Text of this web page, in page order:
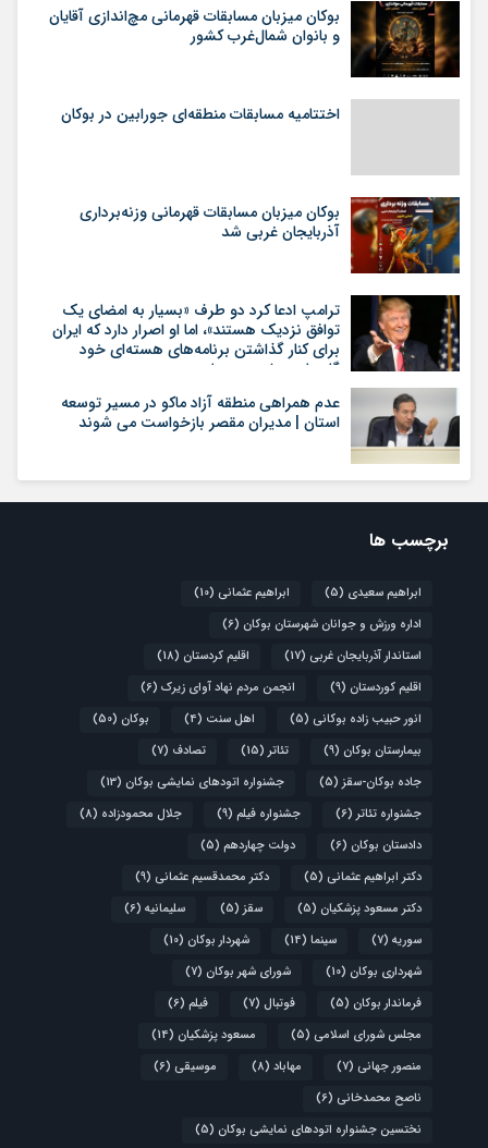
بوکان میزبان مسابقات قهرمانی مچ‌اندازی آقایان
و بانوان شمال‌غرب کشور
اختتامیه مسابقات منطقه‌ای جورابین در بوکان
بوکان میزبان مسابقات قهرمانی وزنه‌برداری
آذربایجان غربی شد
ترامپ ادعا کرد دو طرف «بسیار به امضای یک
توافق نزدیک هستند»، اما او اصرار دارد که ایران
برای کنار گذاشتن برنامه‌های هسته‌ای خود
گام‌های بیشتری بردارد
عدم همراهی منطقه آزاد ماکو در مسیر توسعه
استان | مدیران مقصر بازخواست می شوند
برچسب ها
ابراهیم سعیدی (5) ابراهیم عثمانی (10)
اداره ورزش و جوانان شهرستان بوکان (6)
استاندار آذربایجان غربی (17) اقلیم کردستان (18)
اقلیم کوردستان (9) انجمن مردم نهاد آوای زیرک (6)
انور حبیب زاده بوکانی (5) اهل سنت (4) بوکان (50)
بیمارستان بوکان (9) تئاتر (15) تصادف (7)
جاده بوکان-سقز (5) جشنواره اتودهای نمایشی بوکان (13)
جشنواره تئاتر (6) جشنواره فیلم (9) جلال محمودزاده (8)
دادستان بوکان (6) دولت چهاردهم (5)
دکتر ابراهیم عثمانی (5) دکتر محمدقسیم عثمانی (9)
دکتر مسعود پزشکیان (5) سقز (5) سلیمانیه (6)
سوریه (7) سینما (14) شهردار بوکان (10)
شهرداری بوکان (10) شورای شهر بوکان (7)
فرماندار بوکان (5) فوتبال (7) فیلم (6)
مجلس شورای اسلامی (5) مسعود پزشکیان (14)
منصور جهانی (7) مهاباد (8) موسیقی (6)
ناصح محمدخانی (6)
نختسین جشنواره اتودهای نمایشی بوکان (5)